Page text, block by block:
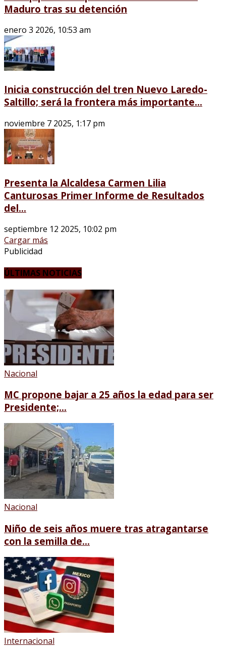
Maduro tras su detención
enero 3 2026, 10:53 am
Inicia construcción del tren Nuevo Laredo-
Saltillo; será la frontera más importante...
noviembre 7 2025, 1:17 pm
Presenta la Alcaldesa Carmen Lilia
Canturosas Primer Informe de Resultados
del...
septiembre 12 2025, 10:02 pm
Cargar más
Publicidad
ÚLTIMAS NOTICIAS
Nacional
MC propone bajar a 25 años la edad para ser
Presidente;...
Nacional
Niño de seis años muere tras atragantarse
con la semilla de...
Internacional